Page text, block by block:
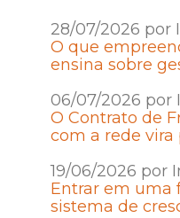
28/07/2026 por
O que
ensina sobre
06/07/2026 por
O Contrato de
com a rede vira
19/06/2026 por
Entrar em uma
sistema de